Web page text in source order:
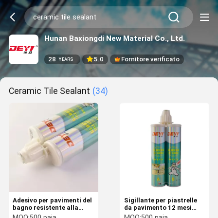
Hunan Baxiongdi New Material Co., Ltd.
28 YEARS 5.0 Fornitore verificato
Ceramic Tile Sealant (34)
Adesivo per pavimenti del
bagno resistente alla
muffa, sigillante per
Sigillante per piastrelle
da pavimento 12 mesi
Durata di conservazione